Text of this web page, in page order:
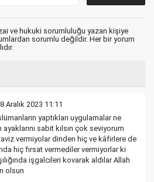
ve hukuki sorumluluğu yazan kişiye
sorumlu değildir. Her bir yorum
Aralık 2023 11:11
yaptıkları uygulamalar ne
sabit kılsın çok seviyorum
vermiyolar dinden hiç ve kâfirlere de
hiç fırsat vermediler vermiyorlar ki
işgalcileri kovarak aldılar Allah
olsun